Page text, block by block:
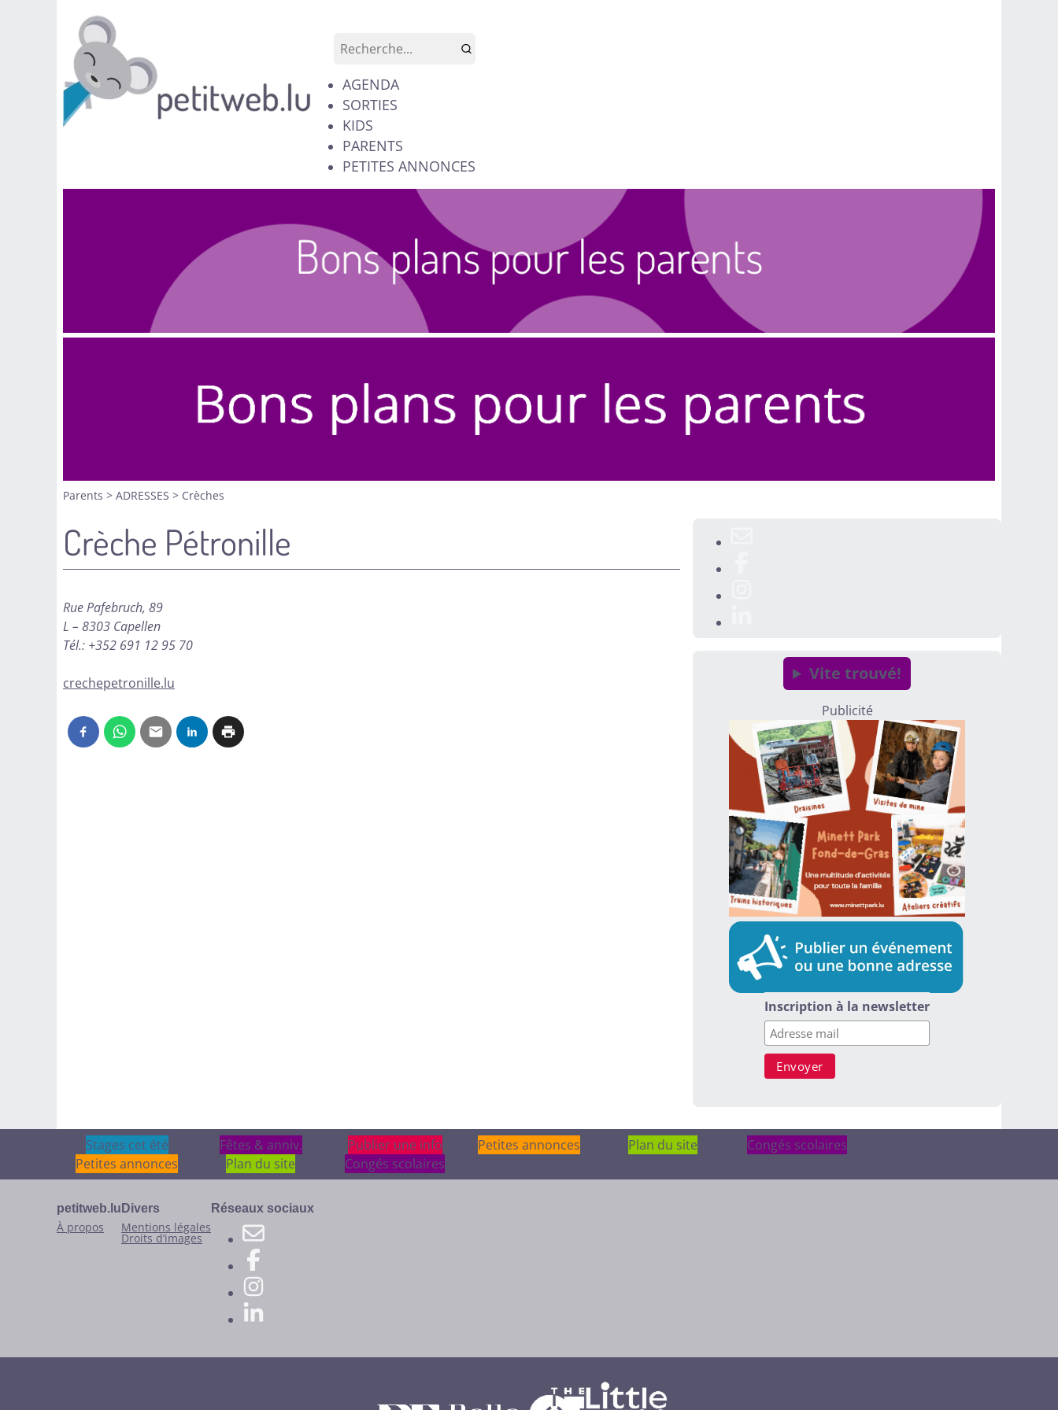
AGENDA
SORTIES
KIDS
PARENTS
PETITES ANNONCES
Parents > ADRESSES > Crèches
Crèche Pétronille
Rue Pafebruch, 89
L – 8303 Capellen
Tél.: +352 691 12 95 70
crechepetronille.lu Vite trouvé!
Publicité
Inscription à la newsletter
Stages cet été
Stages cet été Fêtes & anniv.
Fêtes & anniv. Publier une info
Publier une info
Petites annonces
Petites annonces
Plan du site
Plan du site
Congés scolaires
Congés scolaires
petitweb.lu
À propos
Divers
Mentions légales
Droits d’images
Réseaux sociaux